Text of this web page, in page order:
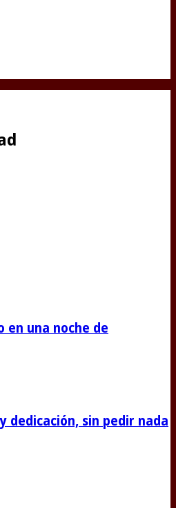
en una noche de
dedicación, sin pedir nada